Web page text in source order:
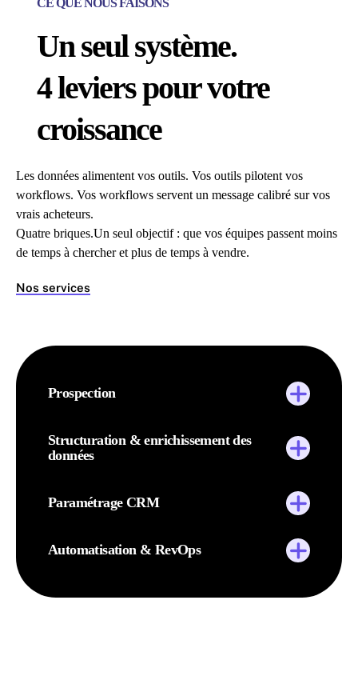
CE QUE NOUS FAISONS
Un seul système.
4 leviers pour votre
croissance
Les données alimentent vos outils. Vos outils pilotent vos
workflows. Vos workflows servent un message calibré sur vos
vrais acheteurs.
Quatre briques.Un seul objectif : que vos équipes passent moins
de temps à chercher et plus de temps à vendre.
Nos services
Prospection
Structuration & enrichissement des
données
Paramétrage CRM
Automatisation & RevOps